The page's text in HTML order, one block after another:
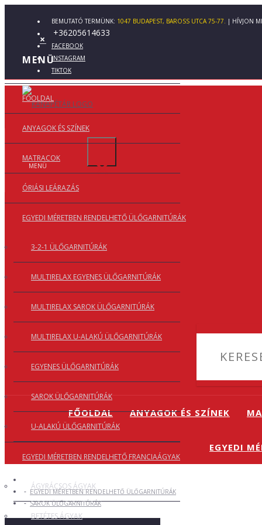
BEMUTATÓ TERMÜNK: 1047 BUDAPEST, BAROSS UTCA 75-77. | HÍVJON
+36205614633
FACEBOOK
INSTAGRAM
TIKTOK
MENÜ ×
FŐOLDAL ANYAGOK ÉS SZÍNEK
EGYEDI
×
MENÜ
FŐOLDAL
ANYAGOK ÉS SZÍNEK
MATRACOK
ÓRIÁSI LEÁRAZÁS
EGYEDI MÉRETBEN RENDELHETŐ ÜLŐGARNITÚRÁK
3-2-1 ÜLŐGARNITÚRÁK
MULTIRELAX EGYENES ÜLŐGARNITÚRÁK
MULTIRELAX SAROK ÜLŐGARNITÚRÁK
MULTIRELAX U-ALAKÚ ÜLŐGARNITÚRÁK
EGYENES ÜLŐGARNITÚRÁK
SAROK ÜLŐGARNITÚRÁK
U-ALAKÚ ÜLŐGARNITÚRÁK
EGYEDI MÉRETBEN RENDELHETŐ FRANCIAÁGYAK
ÁGYRÁCSOS ÁGYAK
BETÉTES ÁGYAK
EGYEDI MÉRETBEN RENDELHETŐ ÜLŐGARNITÚRÁK
SAROK ÜLŐGARNITÚRÁK